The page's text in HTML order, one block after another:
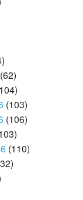
(103)
(106)
(110)